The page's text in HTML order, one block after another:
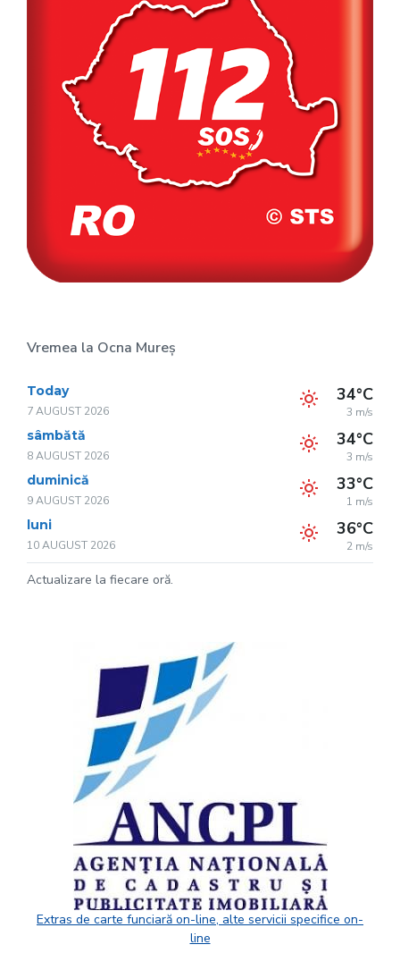
Vremea la Ocna Mureș
Today
7 AUGUST 2026
34°C
3 m/s
sâmbătă
8 AUGUST 2026
34°C
3 m/s
duminică
9 AUGUST 2026
33°C
1 m/s
luni
10 AUGUST 2026
36°C
2 m/s
Actualizare la fiecare oră.
Extras de carte funciară on-line, alte servicii specifice on-
line